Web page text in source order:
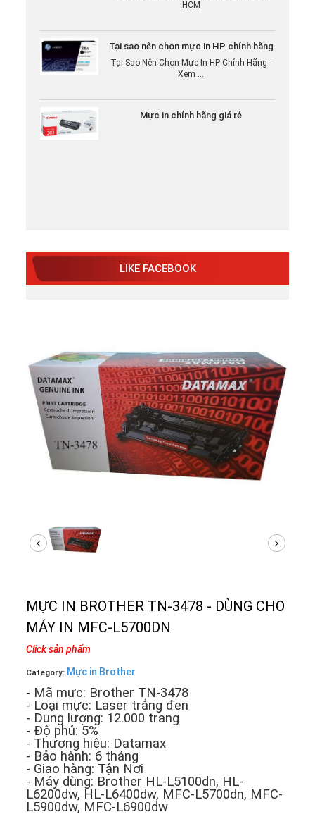
Tại Sao Nên Chọn Mực In HP Chính Hãng -
Xem ...
LIKE FACEBOOK
MỰC IN BROTHER TN-3478 - DÙNG CHO
MÁY IN MFC-L5700DN
Click sản phẩm
Category: Mực in Brother
- Mã mực: Brother TN-3478
- Loại mực: Laser trắng đen
- Dung lượng: 12.000 trang
- Độ phủ: 5%
- Thương hiệu: Datamax
- Bảo hành: 6 tháng
- Giao hàng: Tận Nơi
- Máy dùng: Brother HL-L5100dn, HL-
L6200dw, HL-L6400dw, MFC-L5700dn, MFC-
L5900dw, MFC-L6900dw